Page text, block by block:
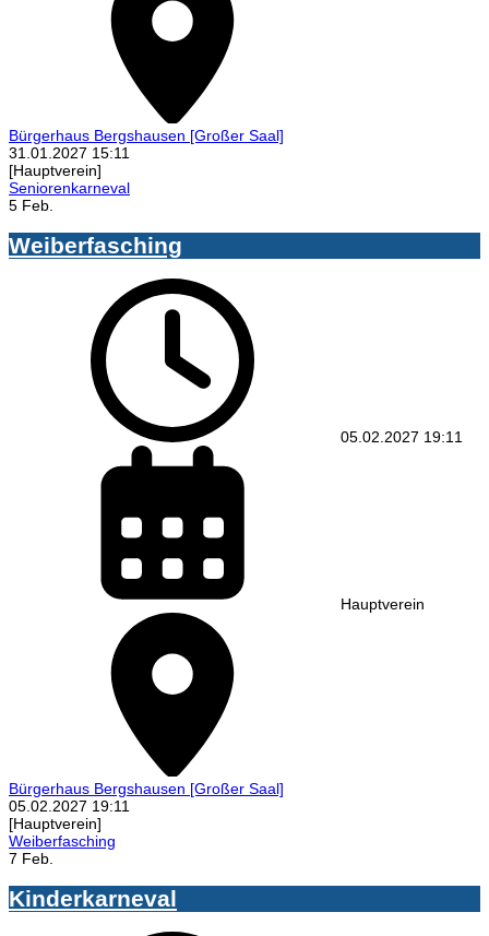
Bürgerhaus Bergshausen [Großer Saal]
31.01.2027 15:11
[Hauptverein]
Seniorenkarneval
5 Feb.
Weiberfasching
05.02.2027 19:11
Hauptverein
Bürgerhaus Bergshausen [Großer Saal]
05.02.2027 19:11
[Hauptverein]
Weiberfasching
7 Feb.
Kinderkarneval